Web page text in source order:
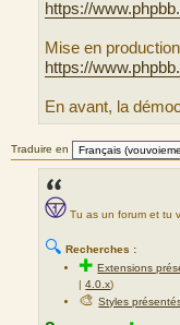
https://
Mise en
https://
En avant, la
Traduire en
Tu as un forum et tu
🔍 Recherches :
✚Extensions
|4.0.x)
🎨Styles